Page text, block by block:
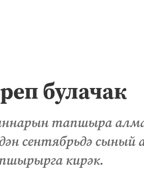
булачак
тапшыра
сентябрьдә сыный
кирәк.